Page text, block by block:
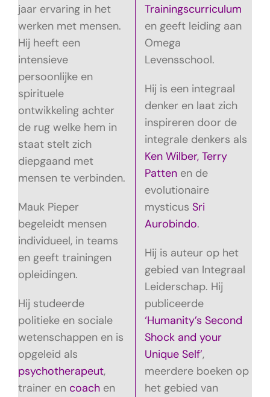
jaar ervaring in het
werken met mensen.
Hij heeft een
intensieve
persoonlijke en
spirituele
ontwikkeling achter
de rug welke hem in
staat stelt zich
diepgaand met
mensen te verbinden.
Mauk Pieper
begeleidt mensen
individueel, in teams
en geeft trainingen
opleidingen.
Hij studeerde
politieke en sociale
wetenschappen en is
opgeleid als
psychotherapeut,
trainer en coachen
Trainingscurriculum
en geeft leiding aan
Omega
Levensschool.
Hij is een integraal
denker en laat zich
inspireren door de
integrale denkers als
Ken Wilber, Terry
Pattenen de
evolutionaire
mysticus Sri
Aurobindo.
Hij is auteur op het
gebied van Integraal
Leiderschap. Hij
publiceerde
‘Humanity’s Second
Shock and your
Unique Self’,
meerdere boeken op
het gebied van